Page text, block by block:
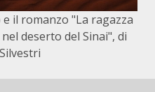
il romanzo "La ragazza
deserto del Sinai", di